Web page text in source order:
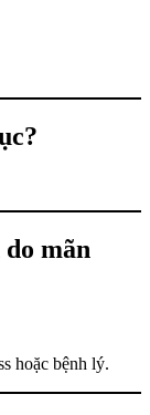
mãn
hoặc bệnh lý.